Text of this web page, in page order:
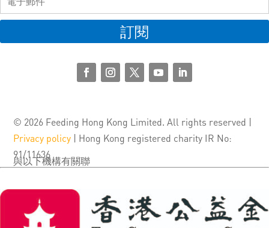
訂閱
© 2026 Feeding Hong Kong Limited. All rights reserved |
Privacy policy | Hong Kong registered charity IR No:
91/11636
與以下機構有關聯